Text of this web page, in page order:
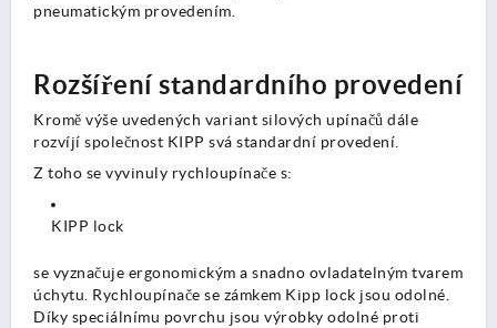
pneumatickým provedením.
Rozšíření standardního provedení
Kromě výše uvedených variant silových upínačů dále
rozvíjí společnost KIPP svá standardní provedení.
Z toho se vyvinuly rychloupínače s:
KIPP lock
se vyznačuje ergonomickým a snadno ovladatelným tvarem
úchytu. Rychloupínače se zámkem Kipp lock jsou odolné.
Díky speciálnímu povrchu jsou výrobky odolné proti